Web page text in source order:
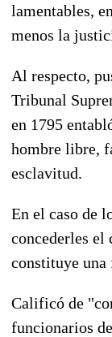
lamentables,
menos la
Al respecto,
Tribunal
en 1795
hombre libre,
esclavitud.
En el caso de
concederles el
constituye
Calificó de
funcionarios